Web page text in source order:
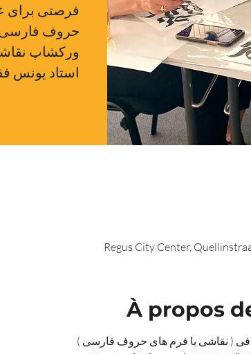
فرصتی برای
حروف
استاد یونس
Regus City Center,
À propos
( نقاشی با فرم های حروف فارسی )